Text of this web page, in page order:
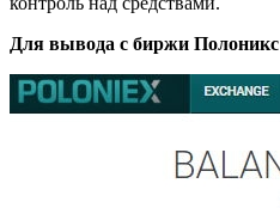
Для вывода с биржи Полоникс